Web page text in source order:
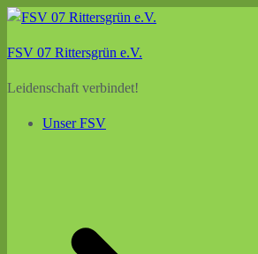
Zum
springen
FSV 07 Rittersgrün e.V.
Leidenschaft verbindet!
Unser FSV